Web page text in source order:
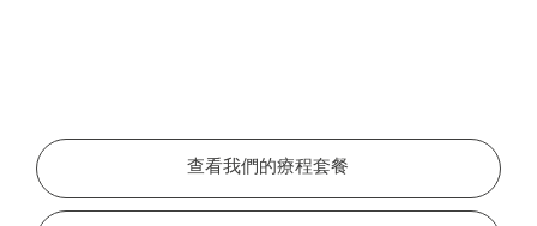
查看我們的療程套餐